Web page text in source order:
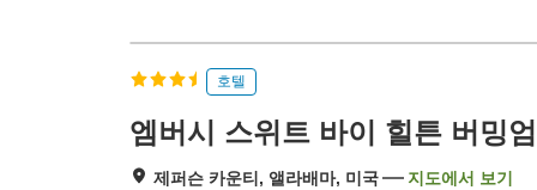
호텔
엠버시 스위트 바이 힐튼 버밍
제퍼슨 카운티, 앨라배마, 미국 지도에서 보기